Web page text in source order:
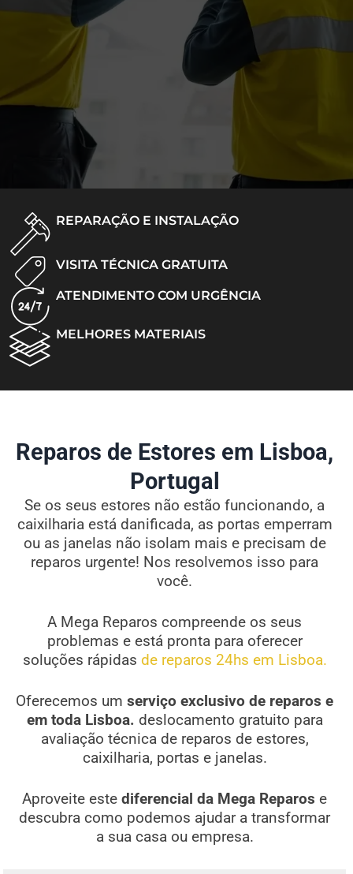
REPARAÇÃO E INSTALAÇÃO
VISITA TÉCNICA GRATUITA
ATENDIMENTO COM URGÊNCIA
MELHORES MATERIAIS
Reparos de Estores em Lisboa,
Portugal
Se os seus estores não estão funcionando, a
caixilharia está danificada, as portas emperram
ou as janelas não isolam mais e precisam de
reparos urgente! Nos resolvemos isso para
você.
A Mega Reparos compreende os seus
problemas e está pronta para oferecer
soluções rápidas de reparos 24hs em Lisboa.
Oferecemos um serviço exclusivo de reparos e
em toda Lisboa. deslocamento gratuito para
avaliação técnica de reparos de estores,
caixilharia, portas e janelas.
Aproveite estediferencial da Mega Reparos e
descubra como podemos ajudar a transformar
a sua casa ou empresa.